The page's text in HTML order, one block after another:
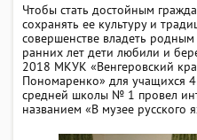
Чтобы стать достойным
сохранять ее культуру и
совершенстве владеть
ранних лет дети любили и
2018 МКУК «Венгеровский
Пономаренко» для учащихся 4
средней школы № 1 провел
названием «В музее русского